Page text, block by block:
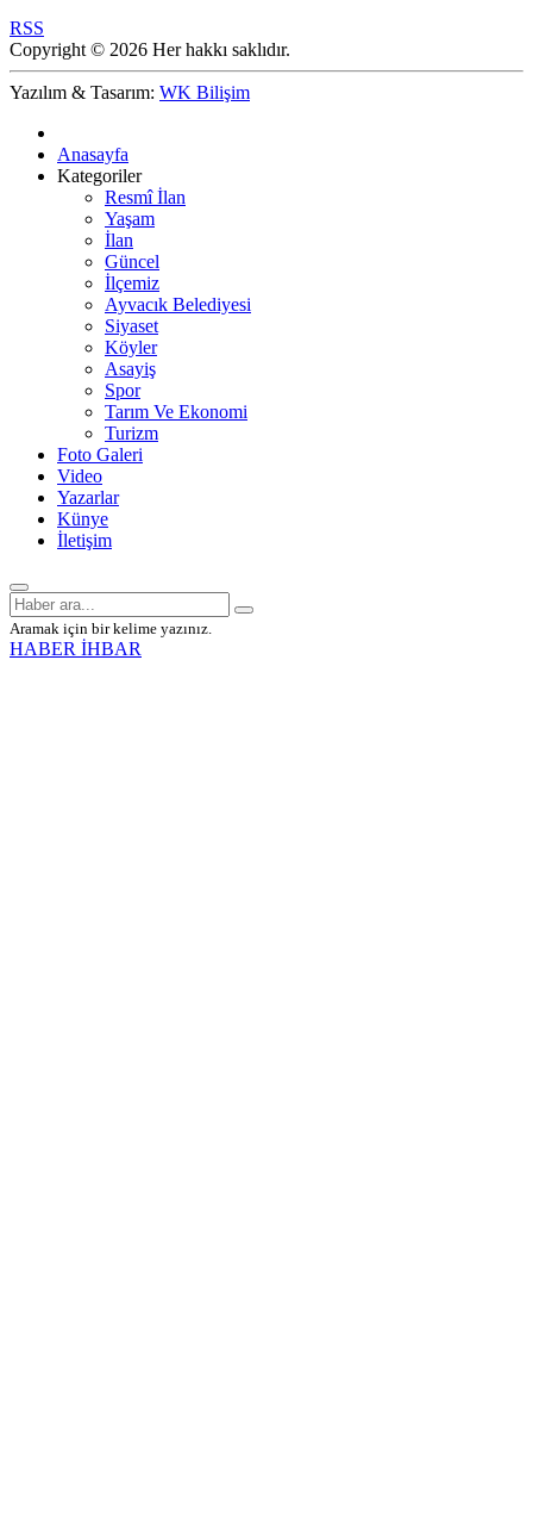
RSS
Copyright © 2026 Her hakkı saklıdır.
Yazılım & Tasarım: WK Bilişim
Anasayfa
Kategoriler
Resmî İlan
Yaşam
İlan
Güncel
İlçemiz
Ayvacık Belediyesi
Siyaset
Köyler
Asayiş
Spor
Tarım Ve Ekonomi
Turizm
Foto Galeri
Video
Yazarlar
Künye
İletişim
Aramak için bir kelime yazınız.
HABER İHBAR